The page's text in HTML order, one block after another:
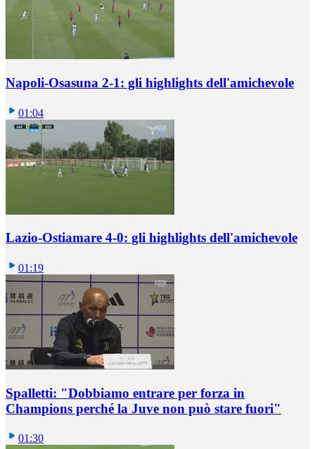
Napoli-Osasuna 2-1: gli highlights dell'amichevole
01:04
Lazio-Ostiamare 4-0: gli highlights dell'amichevole
01:19
Spalletti: "Dobbiamo entrare per forza in
Champions perché la Juve non può stare fuori"
01:30